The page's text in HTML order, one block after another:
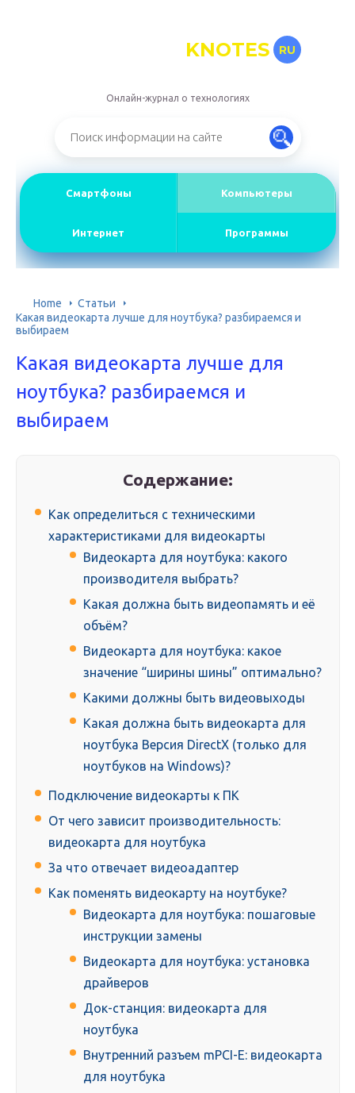
KNOTES RU
Онлайн-журнал о технологиях
Смартфоны Компьютеры
Интернет Программы
Home
Статьи
Какая видеокарта лучше для ноутбука? разбираемся и
выбираем
Какая видеокарта лучше для
ноутбука? разбираемся и
выбираем
Содержание:
Как определиться с техническими
характеристиками для видеокарты
Видеокарта для ноутбука: какого
производителя выбрать?
Какая должна быть видеопамять и её
объём?
Видеокарта для ноутбука: какое
значение “ширины шины” оптимально?
Какими должны быть видеовыходы
Какая должна быть видеокарта для
ноутбука Версия DirectX (только для
ноутбуков на Windows)?
Подключение видеокарты к ПК
От чего зависит производительность:
видеокарта для ноутбука
За что отвечает видеоадаптер
Как поменять видеокарту на ноутбуке?
Видеокарта для ноутбука: пошаговые
инструкции замены
Видеокарта для ноутбука: установка
драйверов
Док-станция: видеокарта для
ноутбука
Внутренний разъем mPCI-E: видеокарта
для ноутбука